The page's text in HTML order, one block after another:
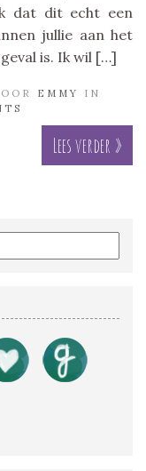
dat dit echt een
jullie aan het
is. Ik wil […]
EMMY
IN
Lees verder »